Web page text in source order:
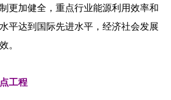
更加健全，重点行业能源利用效率和
平达到国际先进水平，经济社会发展
。
工程